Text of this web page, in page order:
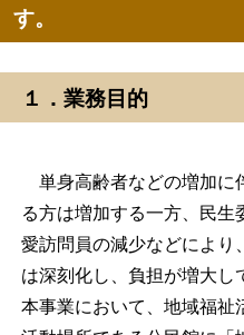
す。
１．業務目的
単身高齢者などの増加に
る方は増加する一方、民
愛訪問員の減少などにより
は深刻化し、負担が増大し
本事業において、地域福祉